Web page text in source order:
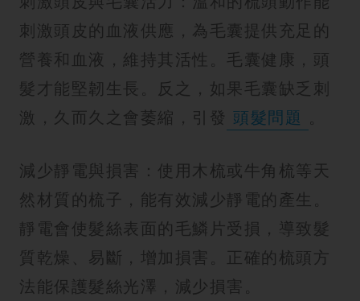
刺激頭皮的血液供應，為毛囊提供充足的
營養和血液，維持其活性。毛囊健康，頭
髮才能堅韌生長。反之，如果毛囊缺乏刺
激，久而久之會萎縮，引發 頭髮問題
減少靜電與損害：使用木梳或牛角梳等天
然材質的梳子，能有效減少靜電的產生。
靜電會使髮絲表面的毛鱗片受損，導致髮
質乾燥、易斷，增加損害。正確的梳頭方
法能保護髮絲光澤，減少損害。